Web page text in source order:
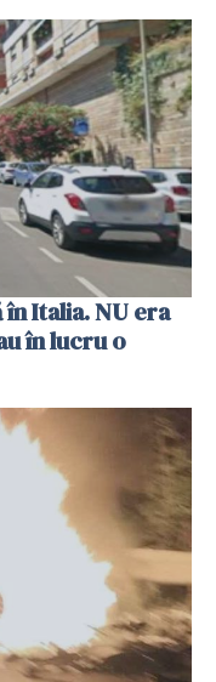
Italia. NU era
în lucru o